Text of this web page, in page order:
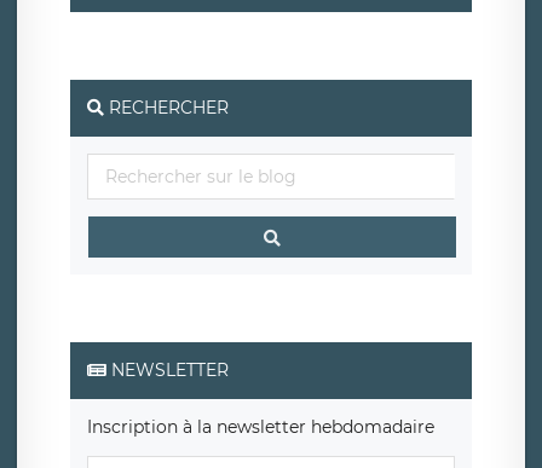
RECHERCHER
NEWSLETTER
Inscription à la newsletter hebdomadaire